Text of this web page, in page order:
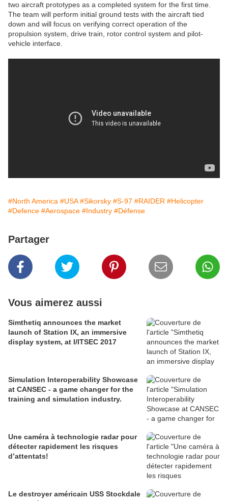
two aircraft prototypes as a completed system for the first time.
The team will perform initial ground tests with the aircraft tied
down and will focus on verifying correct operation of the
propulsion system, drive train, rotor control system and pilot-
vehicle interface.
#North America #USA #Sikorsky #S-97 #RAIDER #Helicopter
#Defence #Aerospace #Industry #Défense
Partager
Vous aimerez aussi
Simthetiq announces the market
launch of Station IX, an immersive
display system, at I/ITSEC 2017
Simulation Interoperability Showcase
at CANSEC - a game changer for the
training and simulation industry.
Une caméra à technologie radar pour
détecter rapidement les risques
d’attentats!
Le destroyer américain USS Stockdale